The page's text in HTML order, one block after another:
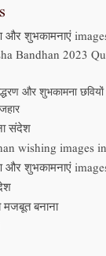
और शुभकामनाएं
Bandhan 2023
और शुभकामना
संदेश
wishing images
और शुभकामनाएं
मजबूत बनाना